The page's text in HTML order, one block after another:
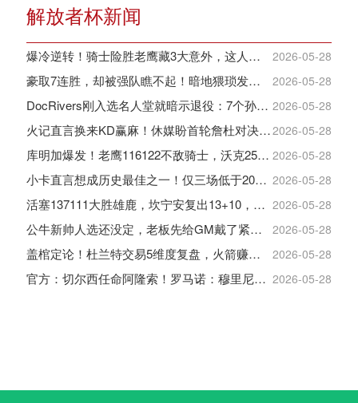
解放者杯新闻
爆冷逆转！骑士险胜老鹰藏3大意外，这人彻底沦为季后赛鸡肋 2026-05-28
豪取7连胜，却被强队瞧不起！暗地猥琐发育，雷霆卫冕的劲敌来了 2026-05-28
DocRivers刚入选名人堂就暗示退役：7个孙辈等不起了 2026-05-28
火记直言换来KD赢麻！休媒盼首轮詹杜对决：湖人内部生嫌隙利火箭2026-05-28
库明加爆发！老鹰116122不敌骑士，沃克25+4+2+2，约翰逊12+11+6 2026-05-28
小卡直言想成历史最佳之一！仅三场低于20+入巅峰保底最佳三阵 2026-05-28
活塞137111大胜雄鹿，坎宁安复出13+10，杜伦21分9板 2026-05-28
公牛新帅人选还没定，老板先给GM戴了紧箍咒 2026-05-28
盖棺定论！杜兰特交易5维度复盘，火箭赚大了，太阳只赢在未来 2026-05-28
官方：切尔西任命阿隆索！罗马诺：穆里尼奥对重返皇马感到激动！ 2026-05-28